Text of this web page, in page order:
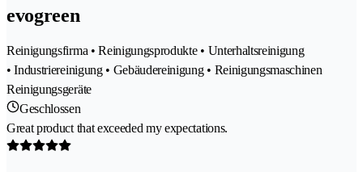
evogreen
Reinigungsfirma • Reinigungsprodukte • Unterhaltsreinigung
• Industriereinigung • Gebäudereinigung • Reinigungsmaschinen
Reinigungsgeräte
Geschlossen
Great product that exceeded my expectations.